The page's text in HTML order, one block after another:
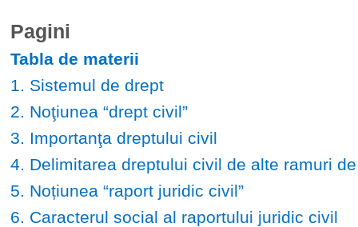
Pagini
Tabla de materii
1. Sistemul de drept
2. Noţiunea “drept civil”
3. Importanţa dreptului civil
4. Delimitarea dreptului civil de alte ramuri
5. Noțiunea “raport juridic civil”
6. Caracterul social al raportului juridic civil